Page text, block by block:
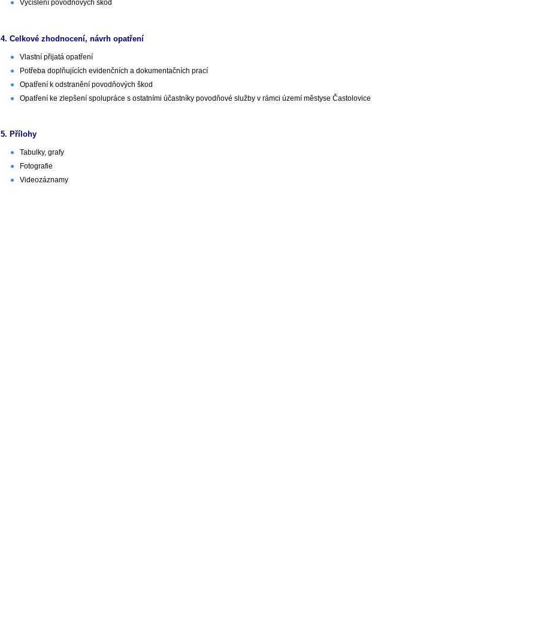
Vyčíslení povodňových škod
4. Celkové zhodnocení, návrh opatření
Vlastní přijatá opatření
Potřeba doplňujících evidenčních a dokumentačních prací
Opatření k odstranění povodňových škod
Opatření ke zlepšení spolupráce s ostatními účastníky povodňové služby v rámci území městyse Častolovice
5. Přílohy
Tabulky, grafy
Fotografie
Videozáznamy